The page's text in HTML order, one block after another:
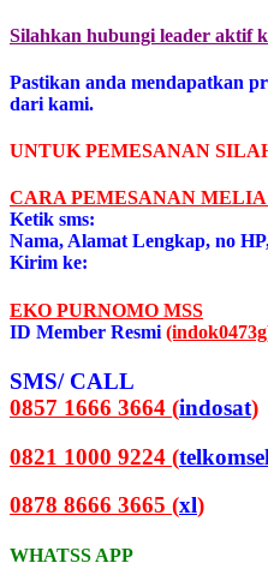
Silahkan hubungi leader aktif
Pastikan anda mendapatkan
dari kami.
UNTUK PEMESANAN
CARA PEMESANAN MELIA
Ketik sms:
Nama, Alamat Lengkap, no
Kirim ke:
EKO PURNOMO MSS
ID Member Resmi
SMS/ CALL
0857 1666 3664 (indosat)
0821 1000 9224 (telkomsel
0878 8666 3665 (xl)
WHATSS APP